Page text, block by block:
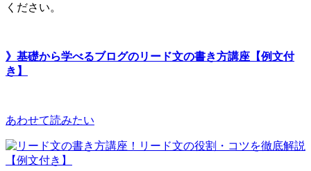
ください。
》基礎から学べるブログのリード文の書き方講座【例文付
き】
あわせて読みたい